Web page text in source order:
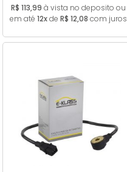
R$ 113,99 à vista no deposito ou
em até 12xde R$ 12,08 com juros